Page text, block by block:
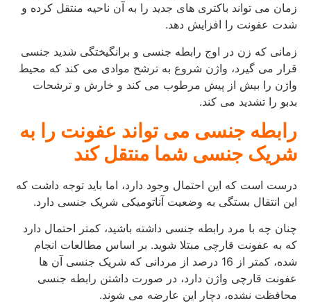
زمان می تواند باکتری های جدید را به آن ناحیه منتقل کرده و
شدت عفونت را افزایش دهد.
زمانی که زن در اوج رابطه جنسی و برانگیختگی شدید جنسی
قرار می گیرد، واژن شروع به ترشح موادی می کند که محیط
واژن را بیش از پیش مرطوب می کند و خارش و ترشحات
بدبو را تشدید می کند.
رابطه جنسی می تواند عفونت را به
شریک جنسی شما منتقل کند
درست است که این احتمال وجود دارد، اما باید توجه داشت که
این انتقال بستگی به وضعیت آناتومیکی شریک جنسی دارد.
چنان چه با مرد رابطه جنسی داشته باشید، کمتر احتمال دارد
که به عفونت قارچی مبتلا شوید. بر اساس مطالعات انجام
شده، کمتر از 16 درصد از مردانی که شریک جنسی آن ها
عفونت قارچی واژن دارد، در صورت داشتن رابطه جنسی
محافظت نشده، دچار این عارضه می شوند.